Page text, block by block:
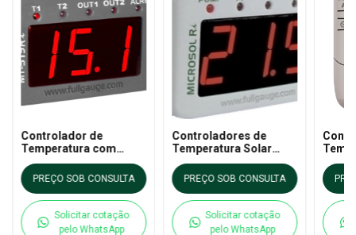
Controlador de
Temperatura com
Termostato
Independente
MT519Ri- Full Gauge
PREÇO SOB CONSULTA
Solicitar cotação
pelo WhatsApp
Controladores de
Temperatura Solar
Microsol Ri - Full
Gauge
PREÇO SOB CONSULTA
Solicitar cotação
pelo WhatsApp
RST
Full